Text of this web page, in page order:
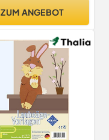
ZUM ANGEBOT